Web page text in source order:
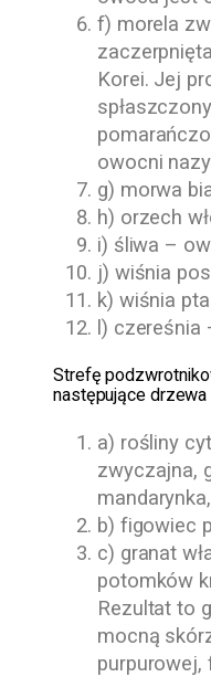
f) morela
Korei. Jej
owocni
g) morwa
h) orzech
i) śliwa –
j) wiśnia
k) wiśnia
l) czereśnia
Strefę
następujące
a) rośliny
zwyczajna,
b) figowiec
c) granat
potomków
Rezultat to
mocną
purpurowej,